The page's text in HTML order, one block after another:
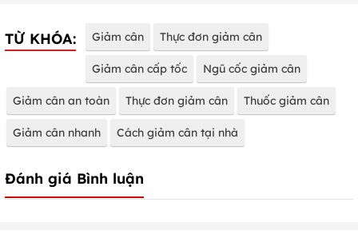
TỪ KHÓA: Giảm cân Thực đơn giảm cân
Giảm cân cấp tốc Ngũ cốc giảm cân
Giảm cân an toàn Thực đơn giảm cân Thuốc giảm cân
Giảm cân nhanh Cách giảm cân tại nhà
Đánh giá Bình luận